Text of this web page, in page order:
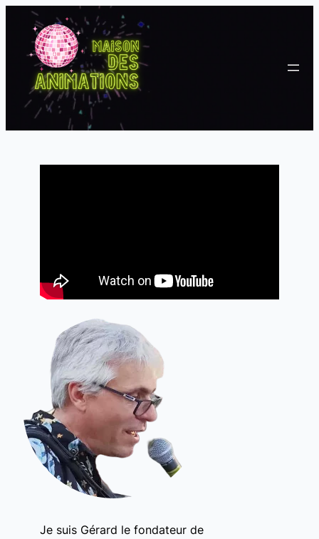
Je suis Gérard le fondateur de